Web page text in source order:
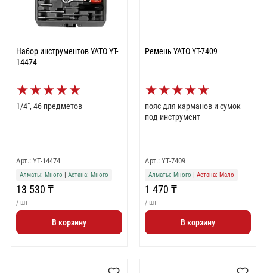
Набор инструментов YATO YT-
14474
★★★★★
1/4", 46 предметов
Арт.: YT-14474
Алматы: Много Астана: Много
13 530 ₸
/ шт
В корзину
Ремень YATO YT-7409
★★★★★
пояс для карманов и сумок
под инструмент
Арт.: YT-7409
Алматы: Много Астана: Мало
1 470 ₸
/ шт
В корзину